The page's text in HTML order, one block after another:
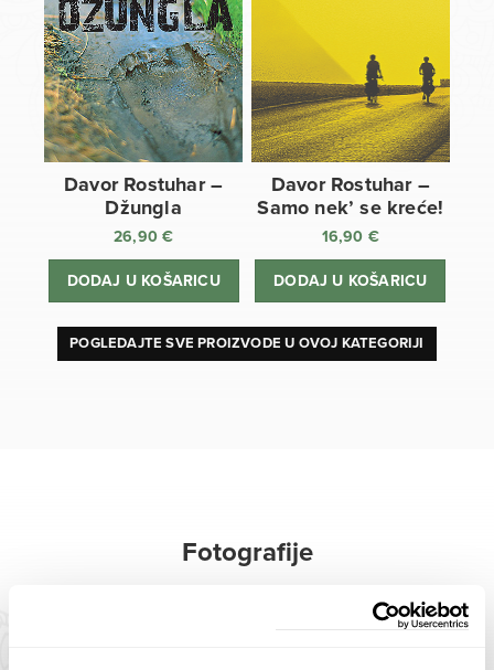
Davor Rostuhar –
Džungla
26,90€
DODAJ U KOŠARICU
Davor Rostuhar –
Samo nek’ se kreće!
16,90 €
DODAJ U KOŠARICU
POGLEDAJTE SVE PROIZVODE U OVOJ KATEGORIJI
Fotografije